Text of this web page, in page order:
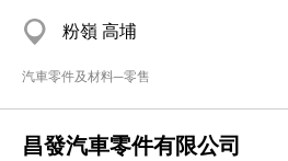
粉嶺 高埔
汽車零件及材料─零售
昌發汽車零件有限公司